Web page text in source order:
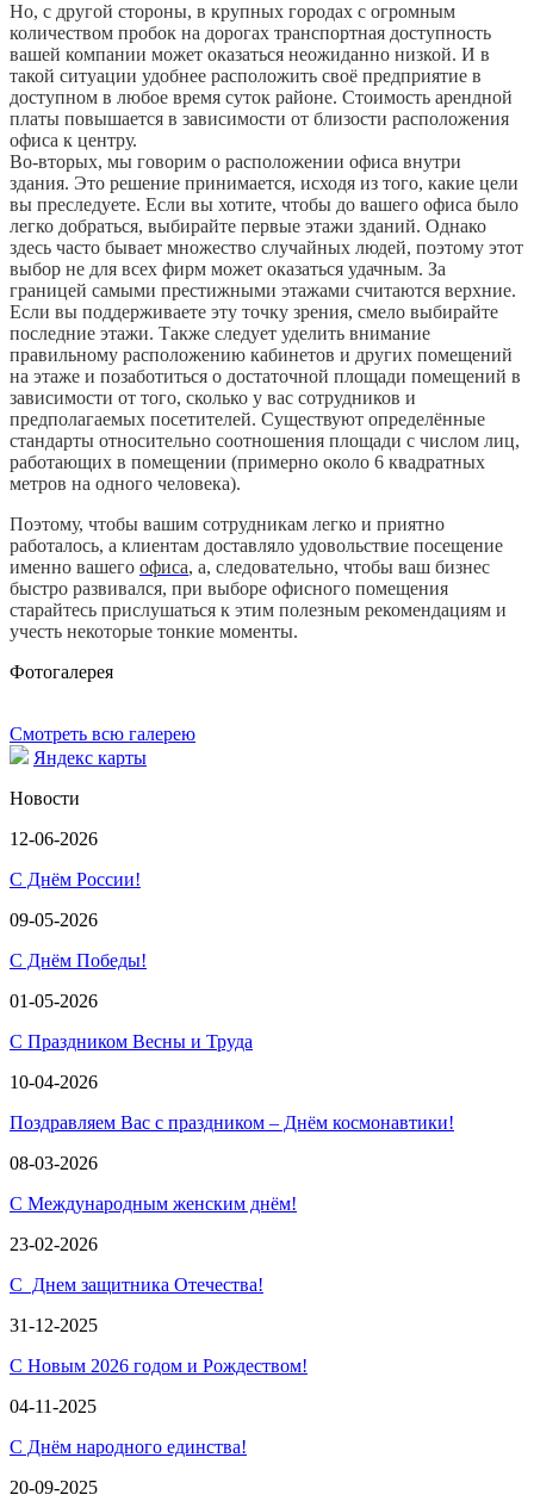
Но, с другой стороны, в крупных городах с огромным
количеством пробок на дорогах транспортная доступность
вашей компании может оказаться неожиданно низкой. И в
такой ситуации удобнее расположить своё предприятие в
доступном в любое время суток районе. Стоимость арендной
платы повышается в зависимости от близости расположения
офиса к центру.
Во-вторых, мы говорим о расположении офиса внутри
здания. Это решение принимается, исходя из того, какие цели
вы преследуете. Если вы хотите, чтобы до вашего офиса было
легко добраться, выбирайте первые этажи зданий. Однако
здесь часто бывает множество случайных людей, поэтому этот
выбор не для всех фирм может оказаться удачным. За
границей самыми престижными этажами считаются верхние.
Если вы поддерживаете эту точку зрения, смело выбирайте
последние этажи. Также следует уделить внимание
правильному расположению кабинетов и других помещений
на этаже и позаботиться о достаточной площади помещений в
зависимости от того, сколько у вас сотрудников и
предполагаемых посетителей. Существуют определённые
стандарты относительно соотношения площади с числом лиц,
работающих в помещении (примерно около 6 квадратных
метров на одного человека).
Поэтому, чтобы вашим сотрудникам легко и приятно
работалось, а клиентам доставляло удовольствие посещение
именно вашего офиса, а, следовательно, чтобы ваш бизнес
быстро развивался, при выборе офисного помещения
старайтесь прислушаться к этим полезным рекомендациям и
учесть некоторые тонкие моменты.
Фотогалерея
Смотреть всю галерею
Яндекс карты
Новости
12-06-2026
С Днём России!
09-05-2026
С Днём Победы!
01-05-2026
С Праздником Весны и Труда
10-04-2026
Поздравляем Вас с праздником – Днём космонавтики!
08-03-2026
С Международным женским днём!
23-02-2026
С Днем защитника Отечества!
31-12-2025
С Новым 2026 годом и Рождеством!
04-11-2025
С Днём народного единства!
20-09-2025